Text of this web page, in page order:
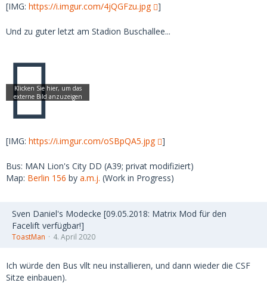
[IMG: https://i.imgur.com/4jQGFzu.jpg ]
Und zu guter letzt am Stadion Buschallee...
[IMG: https://i.imgur.com/oSBpQA5.jpg ]
Bus: MAN Lion's City DD (A39; privat modifiziert)
Map: Berlin 156 by a.m.j. (Work in Progress)
Sven Daniel's Modecke [09.05.2018: Matrix Mod für den
Facelift verfügbar!]
ToastMan 4. April 2020
Ich würde den Bus vllt neu installieren, und dann wieder die CSF
Sitze einbauen).